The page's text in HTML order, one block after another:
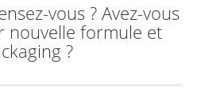
vous ? Avez-vous
nouvelle formule et
?